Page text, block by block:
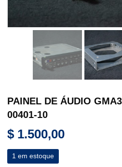
PAINEL DE ÁUDIO
00401-10
$ 1.500,00
1 em estoque